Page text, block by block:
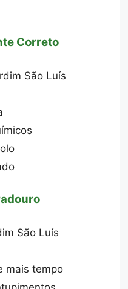
Correto
São Luís
São Luís
mais tempo